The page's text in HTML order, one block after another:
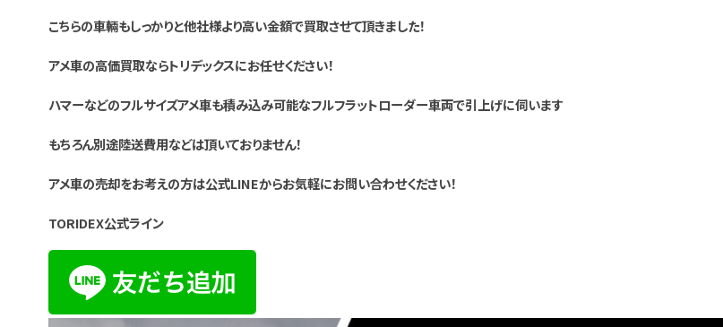
こちらの車輛もしっかりと他社様より高い金額で買取させて頂きました！
アメ車の高価買取ならトリデックスにお任せください！
ハマーなどのフルサイズアメ車も積み込み可能なフルフラットローダー車両で引上げに伺います
もちろん別途陸送費用などは頂いておりません！
アメ車の売却をお考えの方は公式LINEからお気軽にお問い合わせください！
TORIDEX公式ライン